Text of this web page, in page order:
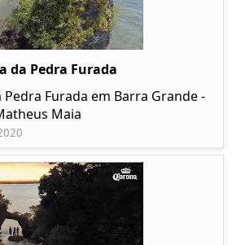
da Pedra Furada
Furada em Barra Grande -
Maia